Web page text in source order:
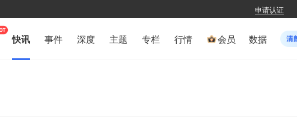
申请认证
快讯 事件 深度 主题 专栏 行情 会员 数据